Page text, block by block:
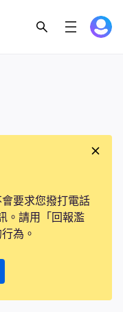
要求您撥打電話
。請用「回報濫
為。